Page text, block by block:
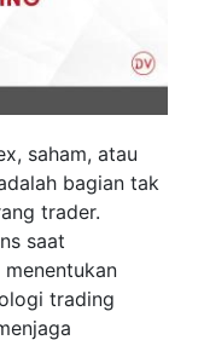
saham, atau
bagian tak
trader.
saat
trading